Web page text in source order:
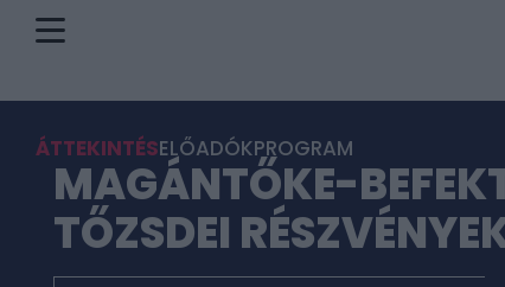
ÁTTEKINTÉSELŐADÓKPROGRAM
MAGÁNTŐKE-
TŐZSDEI